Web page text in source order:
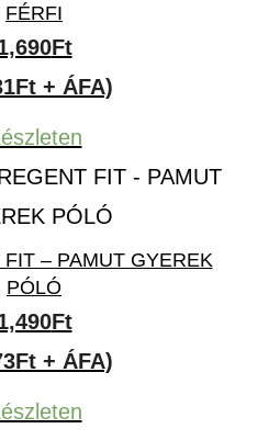
FÉRFI
Ft
+ ÁFA)
FIT – PAMUT GYEREK
PÓLÓ
Ft
+ ÁFA)